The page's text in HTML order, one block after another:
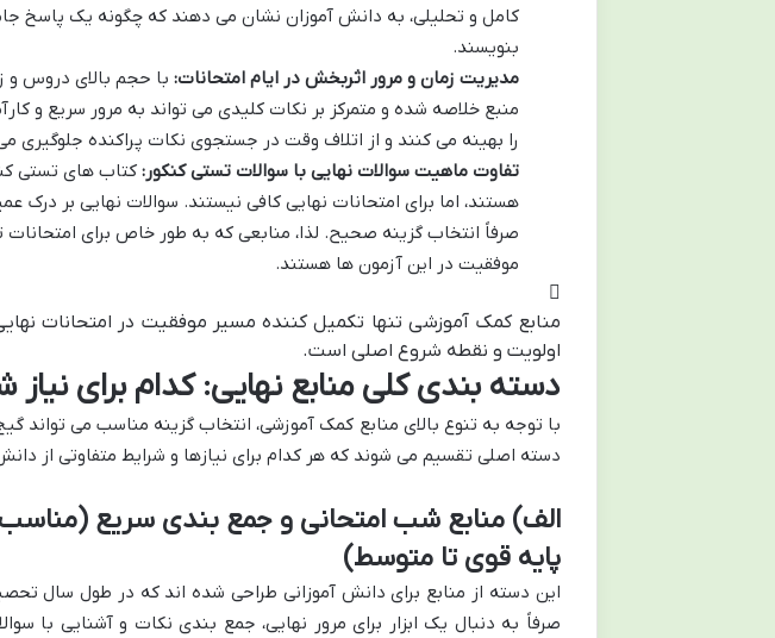
کامل و تحلیلی، به دانش آموزان نشان می دهند که چگونه یک پاسخ
بنویسند.
مدیریت زمان و مرور اثربخش در ایام امتحانات: با حجم بالای دروس و
منبع خلاصه شده و متمرکز بر نکات کلیدی می تواند به مرور سریع و
را بهینه می کنند و از اتلاف وقت در جستجوی نکات پراکنده جلوگیری
تفاوت ماهیت سوالات نهایی با سوالات تستی کنکور: کتاب های تستی
هستند، اما برای امتحانات نهایی کافی نیستند. سوالات نهایی بر درک
صرفاً انتخاب گزینه صحیح. لذا، منابعی که به طور خاص برای امتحانات
موفقیت در این آزمون ها هستند.
منابع کمک آموزشی تنها تکمیل کننده مسیر موفقیت در امتحانات
اولویت و نقطه شروع اصلی است.
دسته بندی کلی منابع نهایی: کدام برای
با توجه به تنوع بالای منابع کمک آموزشی، انتخاب گزینه مناسب می تواند
دسته اصلی تقسیم می شوند که هر کدام برای نیازها و شرایط متفاوتی از
الف) منابع شب امتحانی و جمع بندی سریع (مناسب
پایه قوی تا متوسط)
این دسته از منابع برای دانش آموزانی طراحی شده اند که در طول سال
صرفاً به دنبال یک ابزار برای مرور نهایی، جمع بندی نکات و آشنایی با